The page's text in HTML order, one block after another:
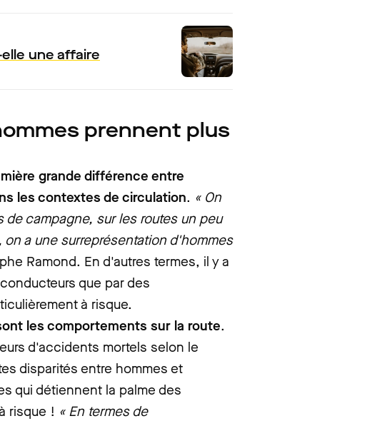
une affaire
prennent plus
grande différence entre
les contextes de circulation. « On
campagne, sur les routes un peu
a une surreprésentation d'hommes
Ramond. En d'autres termes, il y a
que par des
à risque.
les comportements sur la route.
d'accidents mortels selon le
disparités entre hommes et
qui détiennent la palme des
risque ! « En termes de